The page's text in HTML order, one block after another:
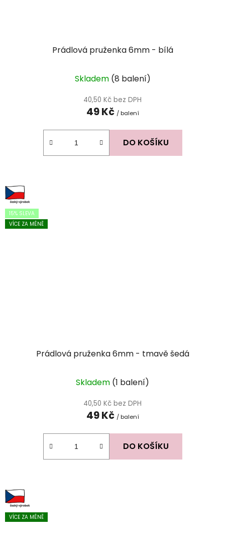
Prádlová pruženka 6mm - bílá
Skladem (8 balení)
40,50 Kč bez DPH
49 Kč / balení
DO KOŠÍKU
15% SLEVA
VÍCE ZA MÉNĚ
Prádlová pruženka 6mm - tmavě šedá
Skladem (1 balení)
40,50 Kč bez DPH
49 Kč / balení
DO KOŠÍKU
VÍCE ZA MÉNĚ